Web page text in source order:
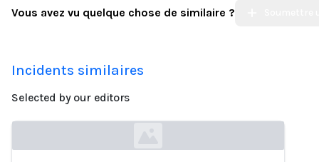
Vous avez vu quelque chose de similaire ?
Incidents similaires
Selected by our editors